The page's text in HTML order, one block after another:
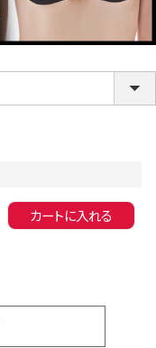
カートに入れる